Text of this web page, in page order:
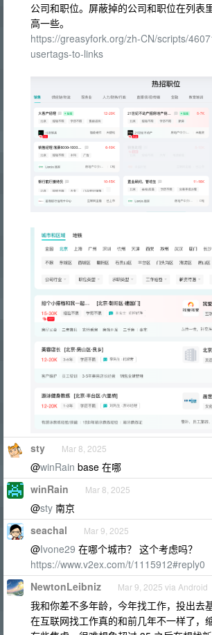
公司和职位。屏蔽掉的公司和职位在列表
高一些。
https://greasyfork.org/zh-CN/scripts/
usertags-to-links
sty Mar 8, 2025
@winRain base 在哪
winRain Mar 8, 2025
@sty 南京
seachal Mar 9, 2025
@Ivone29 在哪个城市？ 这个考虑吗？
https://www.v2ex.com/t/1115912#reply0
NewtonLeibniz Mar 9, 2025 via Android
我和你差不多年龄，今年找工作，投出去
在互联网找工作真的和前几年不一样了，